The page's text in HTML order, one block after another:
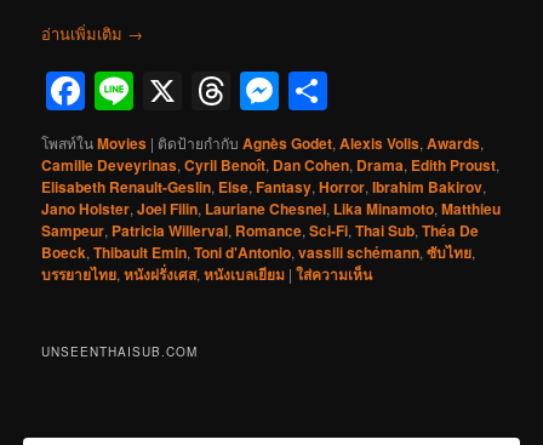
อ่านเพิ่มเติม →
Facebook
Line
X Threads
Messenger
โพสท์ในMovies | ติดป้ายกำกับ Agnès Godet,Alexis Volis,Awards,
Camille Deveyrinas,Cyril Benoît, Dan Cohen, Drama, Edith Proust,
Elisabeth Renault-Geslin, Else,Fantasy,Horror,Ibrahim Bakirov,
Jano Holster,Joel Filin, Lauriane Chesnel, Lika Minamoto,Matthieu
Sampeur, Patricia Willerval, Romance,Sci-Fi,Thai Sub,Théa De
Boeck,Thibault Emin,Toni d'Antonio,vassili schémann,ซับไทย,
บรรยายไทย,หนังฝรั่งเศส,หนังเบลเยียม |ใส่ความเห็น
UNSEENTHAISUB.COM